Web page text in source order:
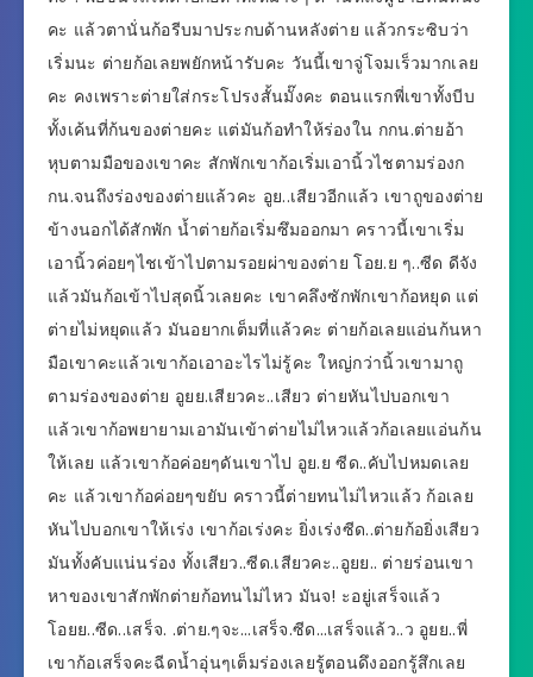
คะ แล้วตานั่นก้อรีบมาประกบด้านหลังต่าย แล้วกระซิบว่า
เริ่มนะ ต่ายก้อเลยพยักหน้ารับคะ วันนี้เขาจู่โจมเร็วมากเลย
คะ คงเพราะต่ายใส่กระโปรงสั้นมั๊งคะ ตอนแรกพี่เขาทั้งบีบ
ทั้งเค้นที่ก้นของต่ายคะ แต่มันก้อทำให้ร่องใน กกน.ต่ายอ้า
หุบตามมือของเขาคะ สักพักเขาก้อเริ่มเอานิ้วไชตามร่องก
กน.จนถึงร่องของต่ายแล้วคะ อูย..เสียวอีกแล้ว เขาถูของต่าย
ข้างนอกได้สักพัก น้ำต่ายก้อเริ่มซึมออกมา คราวนี้เขาเริ่ม
เอานิ้วค่อยๆไชเข้าไปตามรอยผ่าของต่าย โอย.ย ๆ..ซีด ดีจัง
แล้วมันก้อเข้าไปสุดนิ้วเลยคะ เขาคลึงซักพักเขาก้อหยุด แต่
ต่ายไม่หยุดแล้ว มันอยากเต็มที่แล้วคะ ต่ายก้อเลยแอ่นก้นหา
มือเขาคะแล้วเขาก้อเอาอะไรไม่รู้คะ ใหญ่กว่านิ้วเขามาถู
ตามร่องของต่าย อูยย.เสียวคะ..เสียว ต่ายหันไปบอกเขา
แล้วเขาก้อพยายามเอามันเข้าต่ายไม่ไหวแล้วก้อเลยแอ่นก้น
ให้เลย แล้วเขาก้อค่อยๆดันเขาไป อูย.ย ซีด..คับไปหมดเลย
คะ แล้วเขาก้อค่อยๆขยับ คราวนี้ต่ายทนไม่ไหวแล้ว ก้อเลย
หันไปบอกเขาให้เร่ง เขาก้อเร่งคะ ยิ่งเร่งซีด..ต่ายก้อยิ่งเสียว
มันทั้งคับแน่นร่อง ทั้งเสียว..ซีด.เสียวคะ..อูยย.. ต่ายร่อนเขา
หาของเขาสักพักต่ายก้อทนไม่ไหว มันจ! ะอยู่เสร็จแล้ว
โอยย..ซีด..เสร็จ. .ต่าย.ๆจะ…เสร็จ.ซีด…เสร็จแล้ว..ว อูยย..พี่
เขาก้อเสร็จคะฉีดน้ำอุ่นๆเต็มร่องเลยรู้ตอนดึงออกรู้สึกเลย